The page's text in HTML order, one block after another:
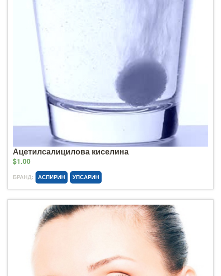
Ацетилсалицилова киселина
$1.00
БРАНД: АСПИРИН УПСАРИН